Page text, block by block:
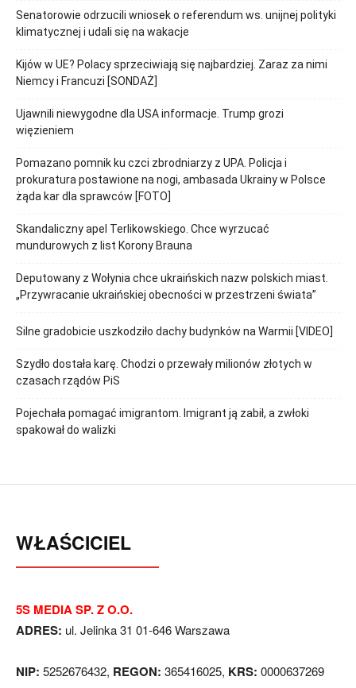
Senatorowie odrzucili wniosek o referendum ws. unijnej polityki
klimatycznej i udali się na wakacje
Kijów w UE? Polacy sprzeciwiają się najbardziej. Zaraz za nimi
Niemcy i Francuzi [SONDAŻ]
Ujawnili niewygodne dla USA informacje. Trump grozi
więzieniem
Pomazano pomnik ku czci zbrodniarzy z UPA. Policja i
prokuratura postawione na nogi, ambasada Ukrainy w Polsce
żąda kar dla sprawców [FOTO]
Skandaliczny apel Terlikowskiego. Chce wyrzucać
mundurowych z list Korony Brauna
Deputowany z Wołynia chce ukraińskich nazw polskich miast.
„Przywracanie ukraińskiej obecności w przestrzeni świata”
Silne gradobicie uszkodziło dachy budynków na Warmii [VIDEO]
Szydło dostała karę. Chodzi o przewały milionów złotych w
czasach rządów PiS
Pojechała pomagać imigrantom. Imigrant ją zabił, a zwłoki
spakował do walizki
WŁAŚCICIEL
5S MEDIA SP. Z O.O.
ADRES: ul. Jelinka 31 01-646 Warszawa
NIP: 5252676432, REGON: 365416025, KRS: 0000637269